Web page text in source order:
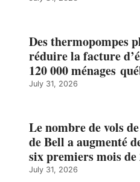
Des thermopompes
réduire la facture
120 000 ménages
July 31, 2026
Le nombre de vols
de Bell a augmenté
six premiers mois de
July 31, 2026